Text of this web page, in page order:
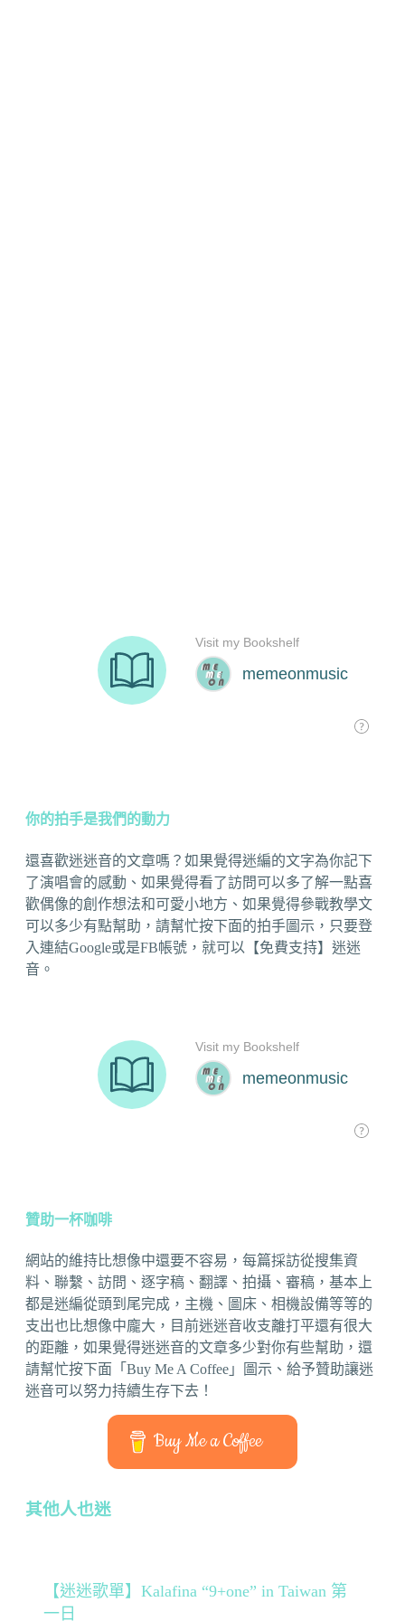
你的拍手是我們的動力
還喜歡迷迷音的文章嗎？如果覺得迷編的文字為你記下
了演唱會的感動、如果覺得看了訪問可以多了解一點喜
歡偶像的創作想法和可愛小地方、如果覺得參戰教學文
可以多少有點幫助，請幫忙按下面的拍手圖示，只要登
入連結Google或是FB帳號，就可以【免費支持】迷迷
音。
贊助一杯咖啡
網站的維持比想像中還要不容易，每篇採訪從搜集資
料、聯繫、訪問、逐字稿、翻譯、拍攝、審稿，基本上
都是迷編從頭到尾完成，主機、圖床、相機設備等等的
支出也比想像中龐大，目前迷迷音收支離打平還有很大
的距離，如果覺得迷迷音的文章多少對你有些幫助，還
請幫忙按下面「Buy Me A Coffee」圖示、給予贊助讓迷
迷音可以努力持續生存下去！
Buy Me a Coffee
其他人也迷
【迷迷歌單】Kalafina “9+one” in Taiwan 第
一日